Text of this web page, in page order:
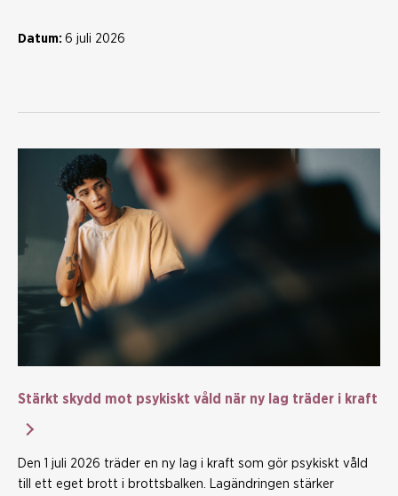
Datum: 6 juli 2026
Stärkt skydd mot psykiskt våld när ny lag träder i kraft
Den 1 juli 2026 träder en ny lag i kraft som gör psykiskt våld
till ett eget brott i brottsbalken. Lagändringen stärker